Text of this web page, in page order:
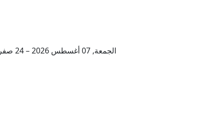
الجمعة, 07 أغسطس 2026 – 24 صفر 1448 هـ